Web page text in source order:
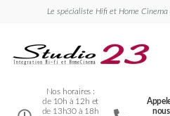
Le spécialiste Hifi et Home
Nos horaires :
de 10h à 12h et
de 13h30 à 18h
nous